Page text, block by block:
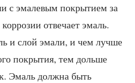
с эмалевым покрытием за
отвечает эмаль.
и слой эмали, и чем лучше
покрытия, тем дольше
Эмаль должна быть